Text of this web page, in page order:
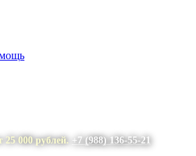
25 000 рублей. +7 (988) 136-55-21